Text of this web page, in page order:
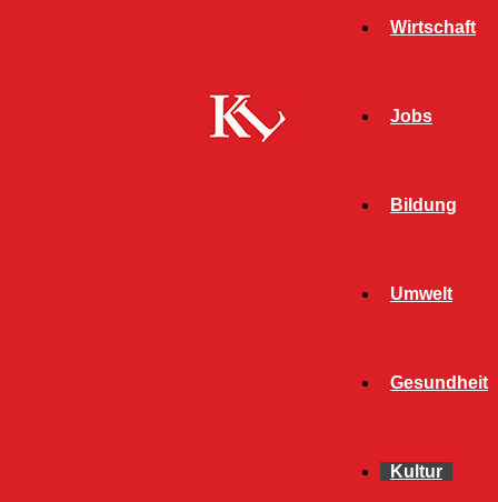
Wirtschaft
Jobs
Bildung
Umwelt
Gesundheit
Kultur